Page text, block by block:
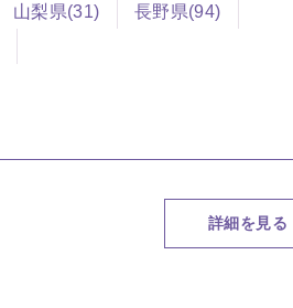
山梨県(31)
長野県(94)
詳細を見る